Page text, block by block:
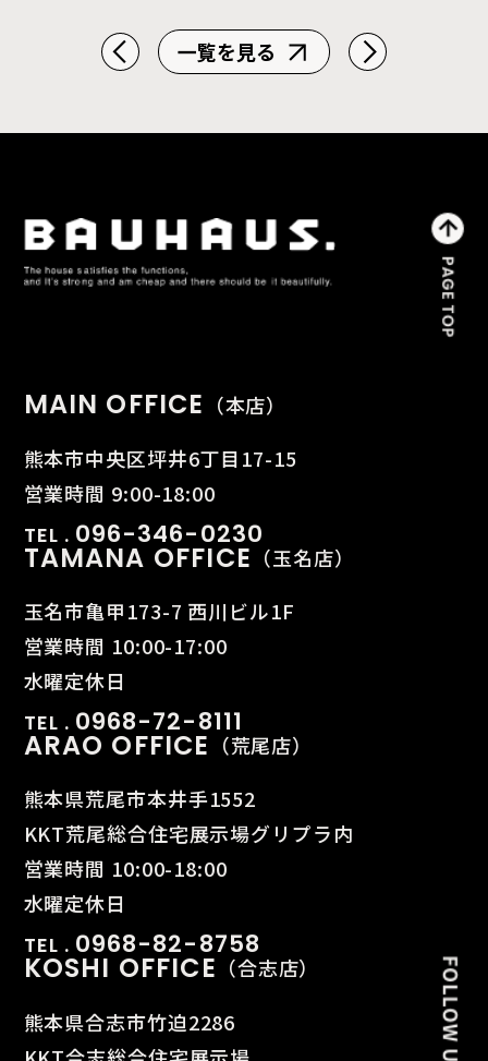
一覧を見る
MAIN OFFICE （本店）
熊本市中央区坪井6丁目17-15
営業時間 9:00-18:00
TEL . 096-346-0230
TAMANA OFFICE （玉名店）
玉名市亀甲173-7 西川ビル1F
営業時間 10:00-17:00
水曜定休日
TEL . 0968-72-8111
ARAO OFFICE （荒尾店）
熊本県荒尾市本井手1552
KKT荒尾総合住宅展示場グリプラ内
営業時間 10:00-18:00
水曜定休日
TEL . 0968-82-8758
KOSHI OFFICE （合志店）
熊本県合志市竹迫2286